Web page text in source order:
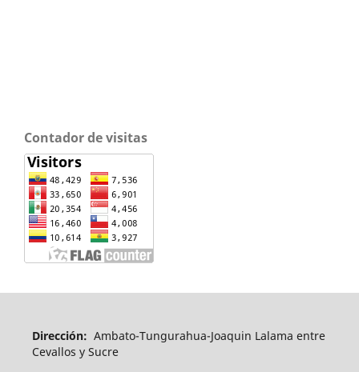
Contador de visitas
Dirección: Ambato-Tungurahua-Joaquin Lalama entre
Cevallos y Sucre